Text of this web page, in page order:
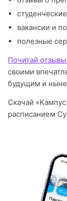
вакансии и
полезные
Почитай
своими
будущим и
Скачай
расписанием